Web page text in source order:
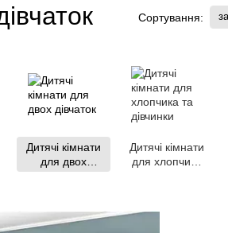
Сортування:
Дитячі кімнати
для двох
дівчаток
Дитячі кімнати
для хлопчика